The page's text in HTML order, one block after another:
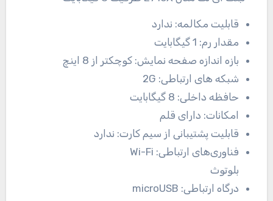
قابلیت مکالمه: ندارد
مقدار رم: 1 گیگابایت
بازه اندازه صفحه نمایش: کوچکتر از 8 اینچ
شبکه های ارتباطی: 2G
حافظه داخلی: 8 گیگابایت
امکانات: دارای قلم
قابلیت پشتیبانی از سیم کارت: ندارد
فناوری‌های ارتباطی: Wi-Fi
بلوتوث
درگاه ارتباطی: microUSB